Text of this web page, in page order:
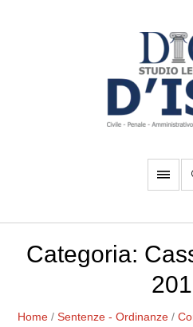
Categoria:
Home /Sentenze - Ordinanze /